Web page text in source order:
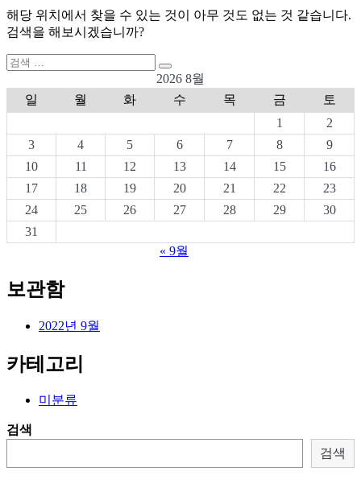
해당 위치에서 찾을 수 있는 것이 아무 것도 없는 것 같습니다.
검색을 해보시겠습니까?
검
검
색
2026 8월
일
월 화 수 목 금
토
1
2
3
4 5 6 7 8
9
10
11 12 13 14 15
16
17
18 19 20 21 22
23
24
25 26 27 28 29
30
31
« 9월
보관함
2022년 9월
카테고리
미분류
검색
검색